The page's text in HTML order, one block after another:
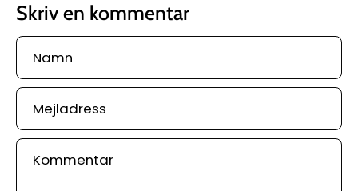
Skriv en kommentar
Namn
Mejladress
Kommentar